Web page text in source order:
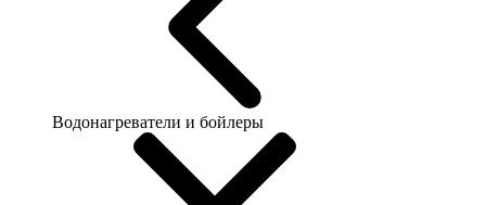
Водонагреватели и бойлеры